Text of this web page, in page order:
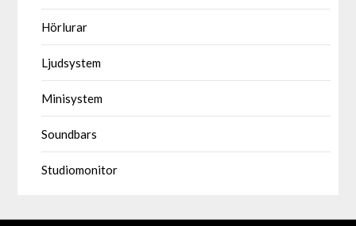
Hörlurar
Ljudsystem
Minisystem
Soundbars
Studiomonitor